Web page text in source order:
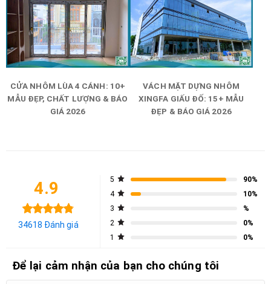
CỬA NHÔM LÙA 4 CÁNH: 10+
MẪU ĐẸP, CHẤT LƯỢNG & BÁO
GIÁ 2026
VÁCH MẶT DỰNG NHÔM
XINGFA GIẤU ĐỐ: 15+ MẪU
ĐẸP & BÁO GIÁ 2026
4.9
34618 Đánh giá
5
90%
4
10%
3
%
2
0%
1
0%
Để lại cảm nhận của bạn cho chúng tôi